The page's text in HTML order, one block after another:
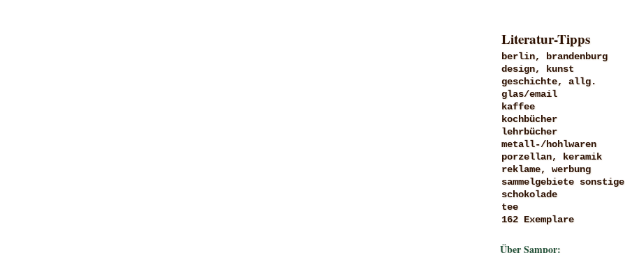
Literatur-Tipps
berlin, brandenburg
design, kunst
geschichte, allg.
glas/email
kaffee
kochbücher
lehrbücher
metall-/hohlwaren
porzellan, keramik
reklame, werbung
sammelgebiete sonstige
schokolade
tee
162 Exemplare
Über Sampor: